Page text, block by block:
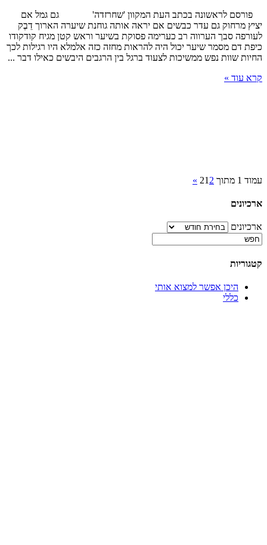
פורסם לראשונה בכתב העת המקוון 'שחרזדה' גם גמל אם
יציץ מרחוק גם עדר כבשים אם יראה אותה גוחנת שיערה הארוך דֵבֶק
לעורפה סבך הערווה רב כערימה פסוקת בשיער וראש קטן מגיח קודקודו
כיפת דם מסמר שיער יכול היה להראות מחזה כזה אלמלא היו רגילות לכך
החיות שוות נפש ממשיכות לצעוד ברגל בין הרגבים היבשים כאילו דבר ...
קרא עוד »
עמוד 1 מתוך 2 1 2
»
ארכיונים
ארכיונים
קטגוריות
היכן אפשר למצוא אותי
כללי